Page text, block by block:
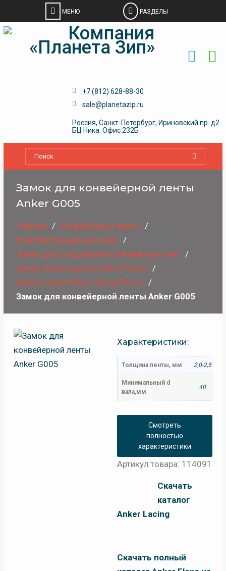
Skip
+7 (812) 628-88-30
sale@planetazip.ru
Россия, Санкт-Петербург, Ириновский пр. д2.
БЦ Ника. Офис 232Б
Замок для конвейерной ленты
Anker G005
Главная
Конвейерные ленты
Комплектующие для лент
Замки для соединения конвейерных лент
Замки механические Anker flexco
Замки серии Anker Lacing Flexco
Замок для конвейерной ленты Anker G005
Характеристики:
Толщина ленты, мм 2,0-2,5
Минимальный d
вала,мм
40
Смотреть
полностью
характеристики
Артикул товара: 114091
Скачать
каталог
Anker Lacing
Скачать полный